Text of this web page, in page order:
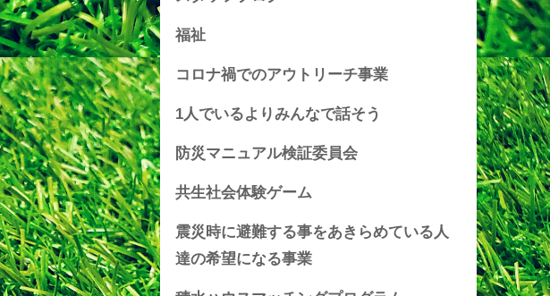
福祉
コロナ禍でのアウトリーチ事業
1人でいるよりみんなで話そう
防災マニュアル検証委員会
共生社会体験ゲーム
震災時に避難する事をあきらめている人
達の希望になる事業